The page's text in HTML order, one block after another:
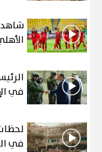
في
في الحلقة